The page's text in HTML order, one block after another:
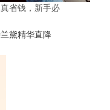
省钱，新手必
黛精华直降